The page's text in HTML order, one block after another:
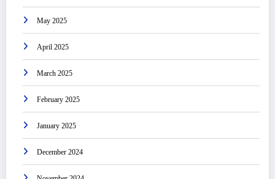
May 2025
April 2025
March 2025
February 2025
January 2025
December 2024